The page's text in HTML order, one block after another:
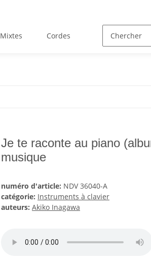
Mixtes Cordes Ensemble
Je te raconte au piano
musique
numéro d'article: NDV 36040-A
catégorie: Instruments à clavier
auteurs: Akiko Inagawa